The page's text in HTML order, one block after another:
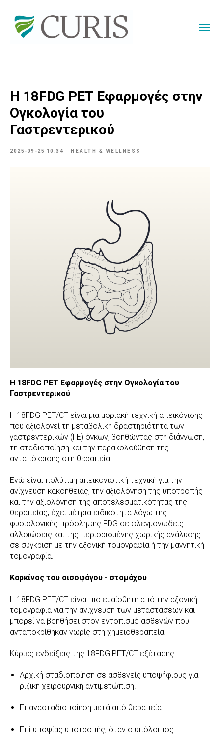
Η 18FDG PET Εφαρμογές στην
Ογκολογία του
Γαστρεντερικού
2025-09-25 10:34 HEALTH & WELLNESS
Η 18FDG PET Εφαρμογές στην Ογκολογία του
Γαστρεντερικού
Η 18FDG PET/CT είναι μια μοριακή τεχνική απεικόνισης
που αξιολογεί τη μεταβολική δραστηριότητα των
γαστρεντερικών (ΓΕ) όγκων, βοηθώντας στη διάγνωση,
τη σταδιοποίηση και την παρακολούθηση της
ανταπόκρισης στη θεραπεία.
Ενώ είναι πολύτιμη απεικονιστική τεχνική για την
ανίχνευση κακοήθειας, την αξιολόγηση της υποτροπής
και την αξιολόγηση της αποτελεσματικότητας της
θεραπείας, έχει μέτρια ειδικότητα λόγω της
φυσιολογικής πρόσληψης FDG σε φλεγμονώδεις
αλλοιώσεις και της περιορισμένης χωρικής ανάλυσης
σε σύγκριση με την αξονική τομογραφία ή την μαγνητική
τομογραφία.
Καρκίνος του οισοφάγου - στομάχου:
Η 18FDG PET/CT είναι πιο ευαίσθητη από την αξονική
τομογραφία για την ανίχνευση των μεταστάσεων και
μπορεί να βοηθήσει στον εντοπισμό ασθενών που
ανταποκρίθηκαν νωρίς στη χημειοθεραπεία.
Κύριες ενδείξεις της 18FDG PET/CT εξέτασης
Αρχική σταδιοποίηση σε ασθενείς υποψήφιους για
ριζική χειρουργική αντιμετώπιση.
Επανασταδιοποίηση μετά από θεραπεία.
Επί υποψίας υποτροπής, όταν ο υπόλοιπος